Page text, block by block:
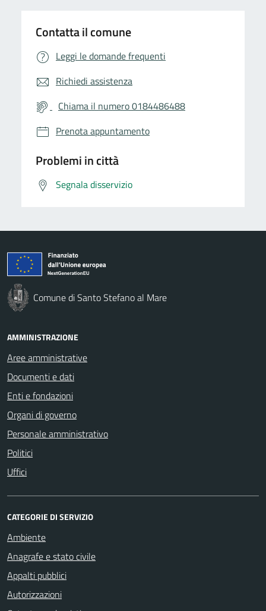
Contatta il comune
Leggi le domande frequenti
Richiedi assistenza
Chiama il numero 0184486488
Prenota appuntamento
Problemi in città
Segnala disservizio
Comune di Santo Stefano al Mare
AMMINISTRAZIONE
Aree amministrative
Documenti e dati
Enti e fondazioni
Organi di governo
Personale amministrativo
Politici
Uffici
CATEGORIE DI SERVIZIO
Ambiente
Anagrafe e stato civile
Appalti pubblici
Autorizzazioni